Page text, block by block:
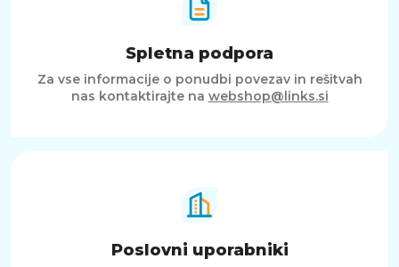
Spletna podpora
Za vse informacije o ponudbi povezav in rešitvah
nas kontaktirajte na webshop@links.si
Poslovni uporabniki